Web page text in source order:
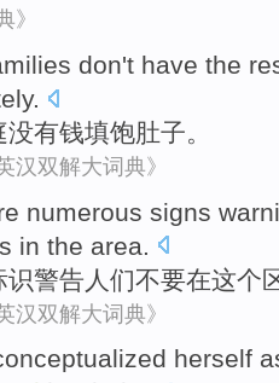
》
don't have the
.
没有钱填饱肚子。
汉双解大词典》
numerous signs
in the area
识警告 人们不要在这个
汉双解大词典》
herself